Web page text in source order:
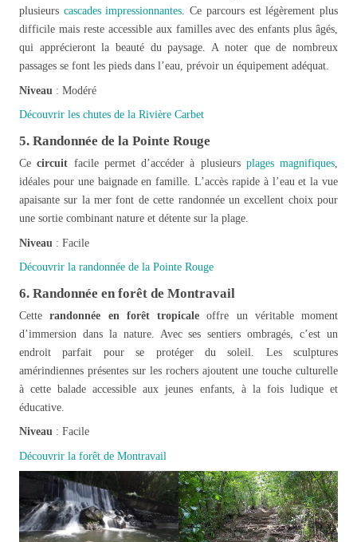
plusieurs cascades impressionnantes. Ce parcours est légèrement plus
difficile mais reste accessible aux familles avec des enfants plus âgés,
qui apprécieront la beauté du paysage. A noter que de nombreux
passages se font les pieds dans l’eau, prévoir un équipement adéquat.
Niveau : Modéré
Découvrir les chutes de la Rivière Carbet
5. Randonnée de la Pointe Rouge
Cecircuit facile permet d’accéder à plusieurs plages magnifiques,
idéales pour une baignade en famille. L’accès rapide à l’eau et la vue
apaisante sur la mer font de cette randonnée un excellent choix pour
une sortie combinant nature et détente sur la plage.
Niveau : Facile
Découvrir la randonnée de la Pointe Rouge
6. Randonnée en forêt de Montravail
Cetterandonnée en forêt tropicale offre un véritable moment
d’immersion dans la nature. Avec ses sentiers ombragés, c’est un
endroit parfait pour se protéger du soleil. Les sculptures
amérindiennes présentes sur les rochers ajoutent une touche culturelle
à cette balade accessible aux jeunes enfants, à la fois ludique et
éducative.
Niveau : Facile
Découvrir la forêt de Montravail